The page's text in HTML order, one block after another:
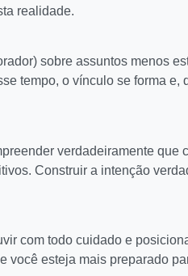
realidade.
sobre assuntos menos
tempo, o vínculo se forma e,
verdadeiramente que
Construir a intenção
com todo cuidado e
você esteja mais preparado